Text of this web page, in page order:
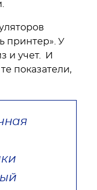
принтер». У
и учет. И
показатели,